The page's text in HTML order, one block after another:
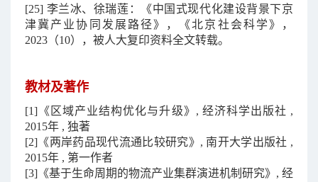
[25] 李兰冰、徐瑞莲：《中国式现代化建设背景下京
津冀产业协同发展路径》，《北京社会科学》，
2023 （10），被人大复印资料全文转载。
教材及著作
[1]《区域产业结构优化与升级》, 经济科学出版社 ,
2015年 , 独著
[2]《两岸药品现代流通比较研究》, 南开大学出版社 ,
2015年 , 第一作者
[3]《基于生命周期的物流产业集群演进机制研究》, 经